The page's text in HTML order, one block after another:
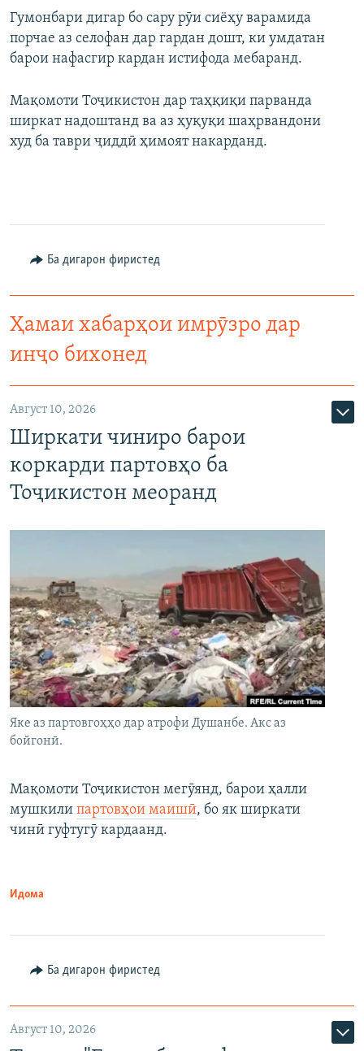
Гумонбари дигар бо сару рӯи сиёҳу варамида
порчае аз селофан дар гардан дошт, ки умдатан
барои нафасгир кардан истифода мебаранд.
Мақомоти Тоҷикистон дар таҳқиқи парванда
ширкат надоштанд ва аз ҳуқуқи шаҳрвандони
худ ба таври ҷиддӣ ҳимоят накарданд.
Ба дигарон фиристед
Ҳамаи хабарҳои имрӯзро дар
инҷо бихонед
Август 10, 2026
Ширкати чиниро барои
коркарди партовҳо ба
Тоҷикистон меоранд
Яке аз партовгоҳҳо дар атрофи Душанбе. Акс аз
бойгонӣ.
Мақомоти Тоҷикистон мегӯянд, барои ҳалли
мушкили партовҳои маишӣ, бо як ширкати
чинӣ гуфтугӯ кардаанд.
Идома
Ба дигарон фиристед
Август 10, 2026